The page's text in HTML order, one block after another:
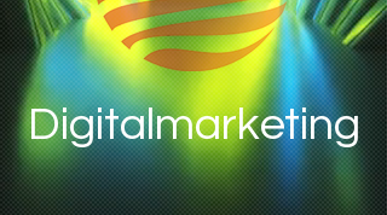
Digitalmarketing